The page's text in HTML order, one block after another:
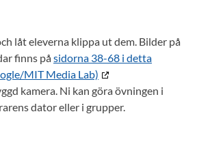
låt eleverna klippa ut dem. Bilder på
finns påsidorna 38-68 i detta
MIT Media Lab)
kamera. Ni kan göra övningen i
dator eller i grupper.